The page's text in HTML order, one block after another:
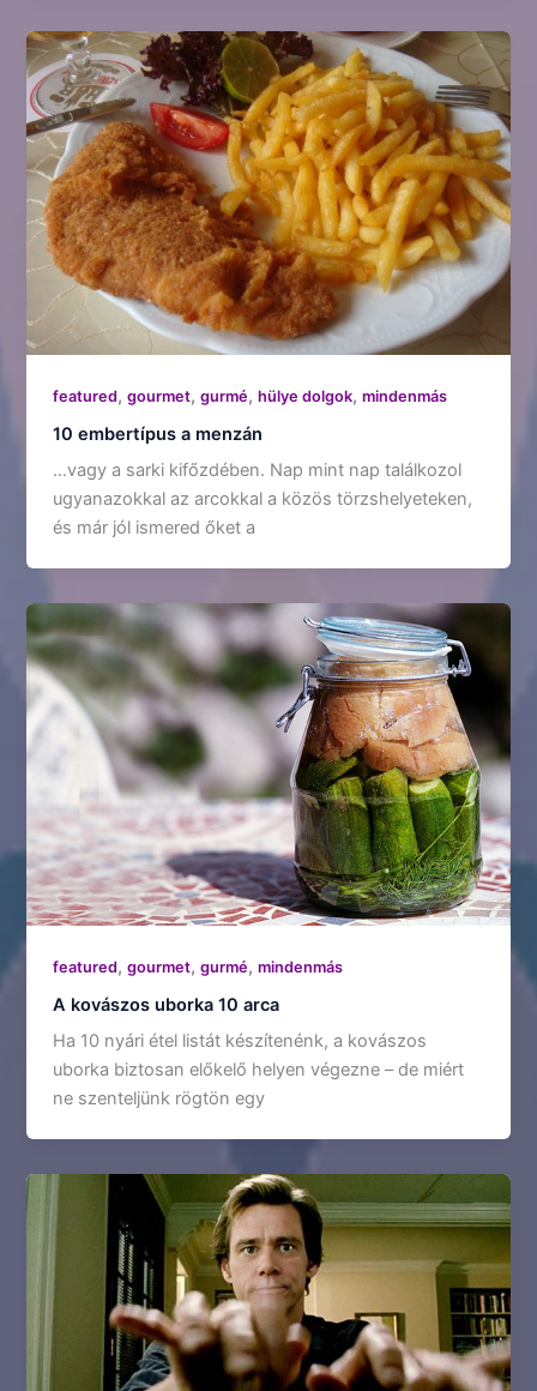
featured,gourmet,gurmé,hülye dolgok,mindenmás
10 embertípus a menzán
…vagy a sarki kifőzdében. Nap mint nap találkozol
ugyanazokkal az arcokkal a közös törzshelyeteken,
és már jól ismered őket a
featured,gourmet,gurmé,mindenmás
A kovászos uborka 10 arca
Ha 10 nyári étel listát készítenénk, a kovászos
uborka biztosan előkelő helyen végezne – de miért
ne szenteljünk rögtön egy